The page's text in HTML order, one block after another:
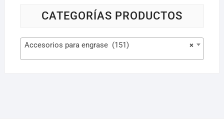
CATEGORÍAS PRODUCTOS
×
Accesorios para engrase (151)